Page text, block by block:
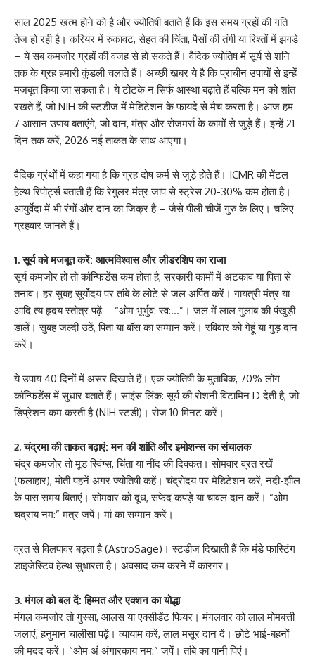
साल 2025 खत्म होने को है और ज्योतिषी बताते हैं कि इस समय ग्रहों की गति
तेज हो रही है। करियर में रुकावट, सेहत की चिंता, पैसों की तंगी या रिश्तों में झगड़े
– ये सब कमजोर ग्रहों की वजह से हो सकते हैं। वैदिक ज्योतिष में सूर्य से शनि
तक के ग्रह हमारी कुंडली चलाते हैं। अच्छी खबर ये है कि प्राचीन उपायों से इन्हें
मजबूत किया जा सकता है। ये टोटके न सिर्फ आस्था बढ़ाते हैं बल्कि मन को शांत
रखते हैं, जो NIH की स्टडीज में मेडिटेशन के फायदे से मैच करता है। आज हम
7 आसान उपाय बताएंगे, जो दान, मंत्र और रोजमर्रा के कामों से जुड़े हैं। इन्हें 21
दिन तक करें, 2026 नई ताकत के साथ आएगा।
वैदिक ग्रंथों में कहा गया है कि ग्रह दोष कर्म से जुड़े होते हैं। ICMR की मेंटल
हेल्थ रिपोर्ट्स बताती हैं कि रेगुलर मंत्र जाप से स्ट्रेस 20-30% कम होता है।
आयुर्वेदा में भी रंगों और दान का जिक्र है – जैसे पीली चीजें गुरु के लिए। चलिए
ग्रहवार जानते हैं।
1. सूर्य को मजबूत करें: आत्मविश्वास और लीडरशिप का राजा
सूर्य कमजोर हो तो कॉन्फिडेंस कम होता है, सरकारी कामों में अटकाव या पिता से
तनाव। हर सुबह सूर्योदय पर तांबे के लोटे से जल अर्पित करें। गायत्री मंत्र या
आदि त्य हृदय स्तोत्र पढ़ें – “ओम भूर्भुव: स्व:…”। जल में लाल गुलाब की पंखुड़ी
डालें। सुबह जल्दी उठें, पिता या बॉस का सम्मान करें। रविवार को गेहूं या गुड़ दान
करें।
ये उपाय 40 दिनों में असर दिखाते हैं। एक ज्योतिषी के मुताबिक, 70% लोग
कॉन्फिडेंस में सुधार बताते हैं। साइंस लिंक: सूर्य की रोशनी विटामिन D देती है, जो
डिप्रेशन कम करती है (NIH स्टडी)। रोज 10 मिनट करें।
2. चंद्रमा की ताकत बढ़ाएं: मन की शांति और इमोशन्स का संचालक
चंद्र कमजोर तो मूड स्विंग्स, चिंता या नींद की दिक्कत। सोमवार व्रत रखें
(फलाहार), मोती पहनें अगर ज्योतिषी कहें। चंद्रोदय पर मेडिटेशन करें, नदी-झील
के पास समय बिताएं। सोमवार को दूध, सफेद कपड़े या चावल दान करें। “ओम
चंद्राय नम:” मंत्र जपें। मां का सम्मान करें।
व्रत से विलपावर बढ़ता है (AstroSage)। स्टडीज दिखाती हैं कि मंडे फास्टिंग
डाइजेस्टिव हेल्थ सुधारता है। अवसाद कम करने में कारगर।
3. मंगल को बल दें: हिम्मत और एक्शन का योद्धा
मंगल कमजोर तो गुस्सा, आलस या एक्सीडेंट फियर। मंगलवार को लाल मोमबत्ती
जलाएं, हनुमान चालीसा पढ़ें। व्यायाम करें, लाल मसूर दान दें। छोटे भाई-बहनों
की मदद करें। “ओम अं अंगारकाय नम:” जपें। तांबे का पानी पिएं।